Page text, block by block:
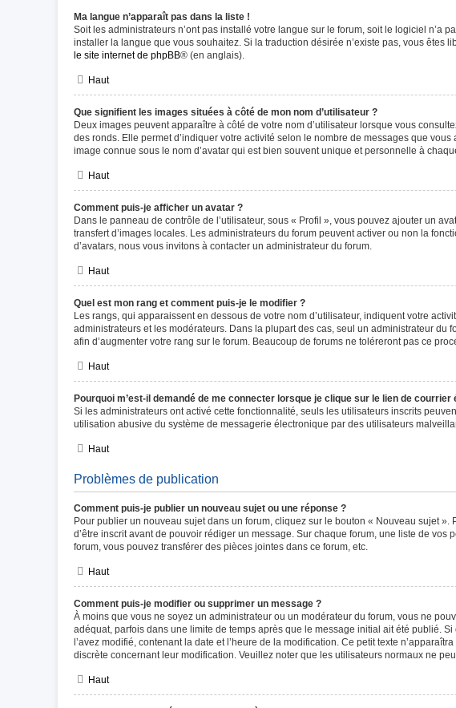
Ma langue n’apparaît pas dans la liste !
Soit les administrateurs n’ont pas installé votre langue sur le forum, soit le logiciel n’a
installer la langue que vous souhaitez. Si la traduction désirée n’existe pas, vous êtes
le site internet de phpBB® (en anglais).
Haut
Que signifient les images situées à côté de mon nom d’utilisateur ?
Deux images peuvent apparaître à côté de votre nom d’utilisateur lorsque vous
des ronds. Elle permet d’indiquer votre activité selon le nombre de messages que
image connue sous le nom d’avatar qui est bien souvent unique et personnelle à
Haut
Comment puis-je afficher un avatar ?
Dans le panneau de contrôle de l’utilisateur, sous « Profil », vous pouvez ajouter un
transfert d’images locales. Les administrateurs du forum peuvent activer ou non la
d’avatars, nous vous invitons à contacter un administrateur du forum.
Haut
Quel est mon rang et comment puis-je le modifier ?
Les rangs, qui apparaissent en dessous de votre nom d’utilisateur, indiquent votre
administrateurs et les modérateurs. Dans la plupart des cas, seul un administrateur
afin d’augmenter votre rang sur le forum. Beaucoup de forums ne toléreront pas ce
Haut
Pourquoi m’est-il demandé de me connecter lorsque je clique sur le lien de courrier
Si les administrateurs ont activé cette fonctionnalité, seuls les utilisateurs inscrits
utilisation abusive du système de messagerie électronique par des utilisateurs
Haut
Problèmes de publication
Comment puis-je publier un nouveau sujet ou une réponse ?
Pour publier un nouveau sujet dans un forum, cliquez sur le bouton « Nouveau sujet
d’être inscrit avant de pouvoir rédiger un message. Sur chaque forum, une liste de
forum, vous pouvez transférer des pièces jointes dans ce forum, etc.
Haut
Comment puis-je modifier ou supprimer un message ?
À moins que vous ne soyez un administrateur ou un modérateur du forum, vous ne
adéquat, parfois dans une limite de temps après que le message initial ait été publié.
l’avez modifié, contenant la date et l’heure de la modification. Ce petit texte
discrète concernant leur modification. Veuillez noter que les utilisateurs normaux ne
Haut